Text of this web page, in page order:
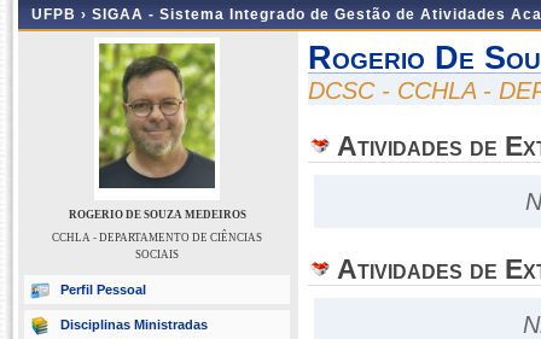
UFPB › SIGAA - Sistema Integrado de Gestão de Atividades
ROGERIO DE SOUZA MEDEIROS
CCHLA - DEPARTAMENTO DE CIÊNCIAS
SOCIAIS
Perfil Pessoal
Disciplinas Ministradas
Rogerio De
DCSC - CCHLA -
Atividades de
Atividades de